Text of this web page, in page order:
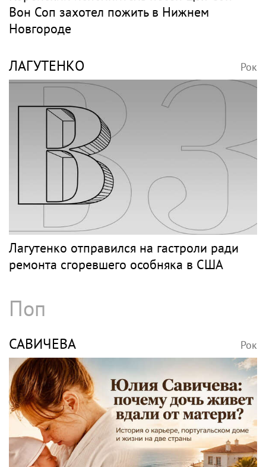
Вон Соп захотел пожить в Нижнем
Новгороде
ЛАГУТЕНКО Рок
Лагутенко отправился на гастроли ради
ремонта сгоревшего особняка в США
Поп
САВИЧЕВА Рок